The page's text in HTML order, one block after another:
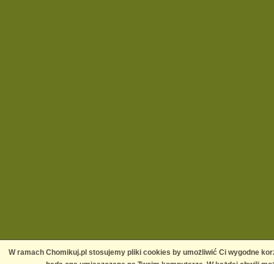
W ramach Chomikuj.pl stosujemy pliki cookies by umożliwić Ci wygodne